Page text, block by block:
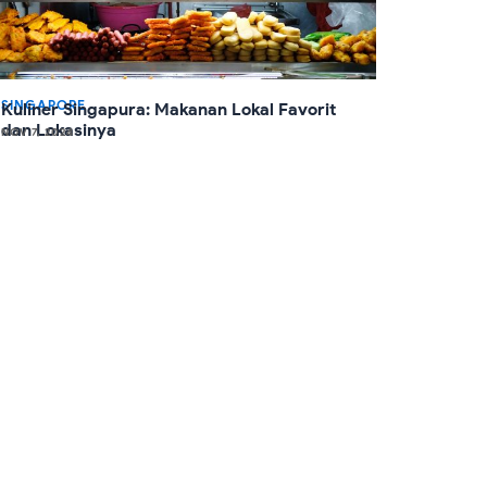
SINGAPORE
Kuliner Singapura: Makanan Lokal Favorit
dan Lokasinya
NOV 7, 2024